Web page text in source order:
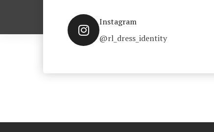
Instagram
@rl_dress_identity